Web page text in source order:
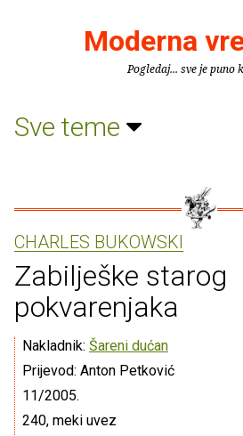
Moderna
Pogledaj... sve je puno
Sve teme
CHARLES BUKOWSKI
Zabilješke starog
pokvarenjaka
Nakladnik: Šareni dućan
Prijevod: Anton Petković
11/2005.
240, meki uvez